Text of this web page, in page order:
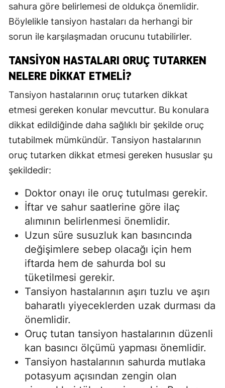
sahura göre belirlemesi de oldukça önemlidir.
Böylelikle tansiyon hastaları da herhangi bir
sorun ile karşılaşmadan orucunu tutabilirler.
TANSIYON HASTALARI ORUÇ TUTARKEN
NELERE DIKKAT ETMELI?
Tansiyon hastalarının oruç tutarken dikkat
etmesi gereken konular mevcuttur. Bu konulara
dikkat edildiğinde daha sağlıklı bir şekilde oruç
tutabilmek mümkündür. Tansiyon hastalarının
oruç tutarken dikkat etmesi gereken hususlar şu
şekildedir:
Doktor onayı ile oruç tutulması gerekir.
İftar ve sahur saatlerine göre ilaç
alımının belirlenmesi önemlidir.
Uzun süre susuzluk kan basıncında
değişimlere sebep olacağı için hem
iftarda hem de sahurda bol su
tüketilmesi gerekir.
Tansiyon hastalarının aşırı tuzlu ve aşırı
baharatlı yiyeceklerden uzak durması da
önemlidir.
Oruç tutan tansiyon hastalarının düzenli
kan basıncı ölçümü yapması önemlidir.
Tansiyon hastalarının sahurda mutlaka
potasyum açısından zengin olan